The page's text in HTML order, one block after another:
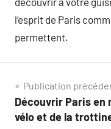
l’esprit de Paris
permettent.
Navigation
de
Publication
Découvrir Paris en
vélo et de la